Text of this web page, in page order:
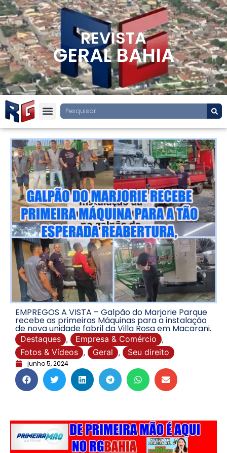
REVISTA
GERAL BAHIA
EMPREGOS A VISTA – Galpão do Marjorie Parque
recebe as primeiras Máquinas para a instalação
de nova unidade fabril da Villa Rosa em Macarani.
Destaques , Empresa & Comércio ,
Fotos & Vídeos , Geral , Seu direito
junho 5, 2024